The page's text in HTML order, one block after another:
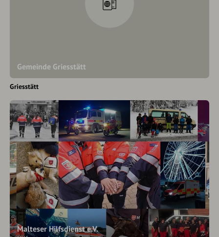
Gemeinde Griesstätt
Griesstätt
Malteser Hilfsdienst e.V.